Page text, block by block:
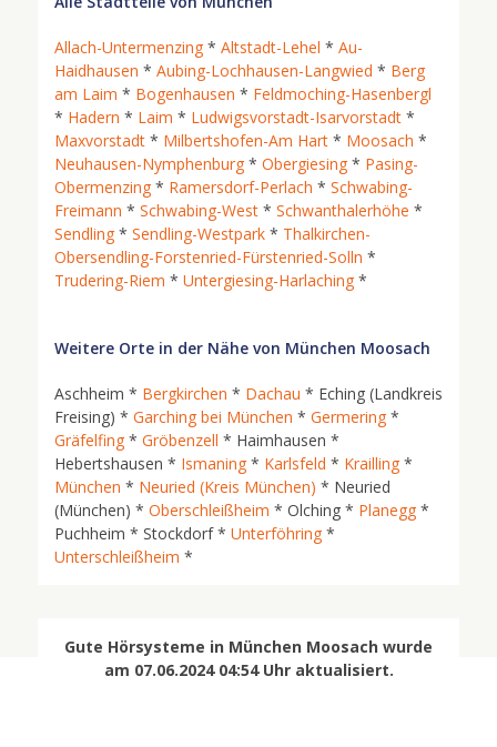
Allach-Untermenzing * Altstadt-Lehel * Au-
Haidhausen * Aubing-Lochhausen-Langwied * Berg
am Laim * Bogenhausen * Feldmoching-Hasenbergl
* Hadern * Laim * Ludwigsvorstadt-Isarvorstadt *
Maxvorstadt * Milbertshofen-Am Hart * Moosach *
Neuhausen-Nymphenburg * Obergiesing * Pasing-
Obermenzing * Ramersdorf-Perlach * Schwabing-
Freimann * Schwabing-West * Schwanthalerhöhe *
Sendling * Sendling-Westpark * Thalkirchen-
Obersendling-Forstenried-Fürstenried-Solln *
Trudering-Riem * Untergiesing-Harlaching *
Weitere Orte in der Nähe von München Moosach
Aschheim * Bergkirchen * Dachau * Eching (Landkreis
Freising) * Garching bei München * Germering *
Gräfelfing * Gröbenzell * Haimhausen *
Hebertshausen * Ismaning * Karlsfeld * Krailling *
München * Neuried (Kreis München) * Neuried
(München) * Oberschleißheim * Olching * Planegg *
Puchheim * Stockdorf * Unterföhring *
Unterschleißheim *
Gute Hörsysteme in München Moosach wurde
am 07.06.2024 04:54 Uhr aktualisiert.